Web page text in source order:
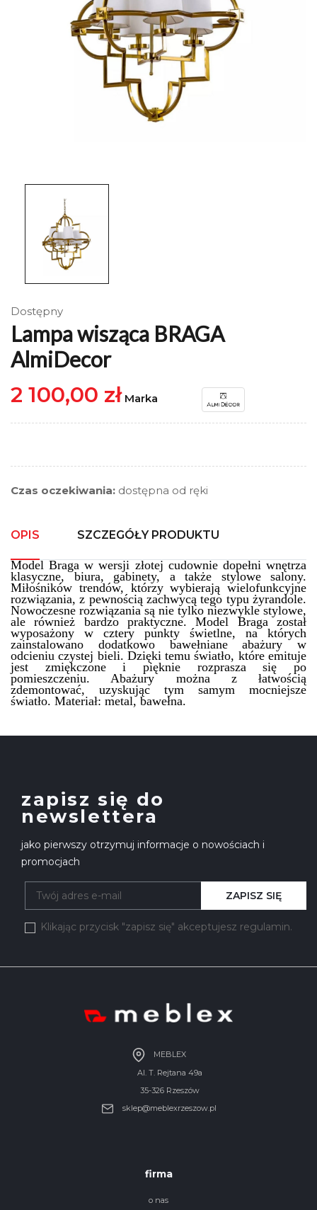
Dostępny
Lampa wisząca BRAGA
AlmiDecor
2 100,00 zł Marka
Czas oczekiwania: dostępna od ręki
OPIS SZCZEGÓŁY PRODUKTU
Model Braga w wersji złotej cudownie dopełni wnętrza
klasyczne, biura, gabinety, a także stylowe salony.
Miłośników trendów, którzy wybierają wielofunkcyjne
rozwiązania, z pewnością zachwycą tego typu żyrandole.
Nowoczesne rozwiązania są nie tylko niezwykle stylowe,
ale również bardzo praktyczne. Model Braga został
wyposażony w cztery punkty świetlne, na których
zainstalowano dodatkowo bawełniane abażury w
odcieniu czystej bieli. Dzięki temu światło, które emituje
jest zmiękczone i pięknie rozprasza się po
pomieszczeniu. Abażury można z łatwością
zdemontować, uzyskując tym samym mocniejsze
światło. Materiał: metal, bawełna.
zapisz się do
newslettera
jako pierwszy otrzymuj informacje o nowościach i
promocjach
Klikając przycisk "zapisz się" akceptujesz regulamin.
ZAPISZ SIĘ
MEBLEX
Al. T. Rejtana 49a
35-326 Rzeszów
sklep@meblexrzeszow.pl
firma
o nas